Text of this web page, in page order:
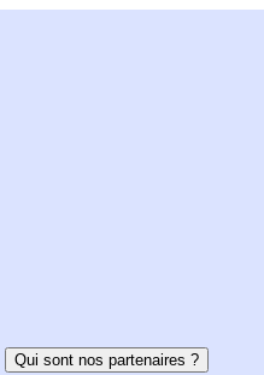
Qui sont nos partenaires ?